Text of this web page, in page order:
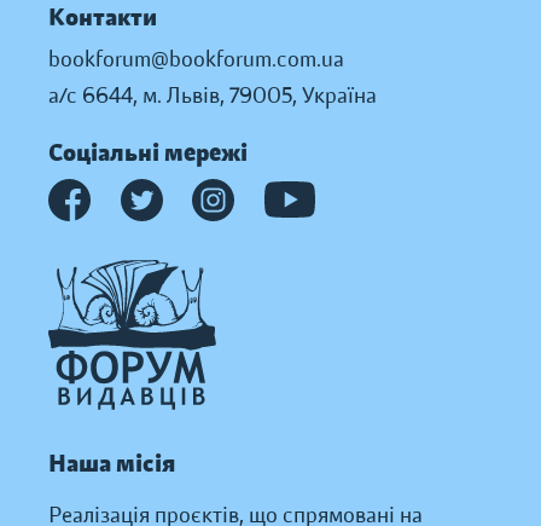
Контакти
bookforum@bookforum.com.ua
а/с 6644, м. Львів, 79005, Україна
Соціальні мережі
Наша місія
Реалізація проєктів, що спрямовані на